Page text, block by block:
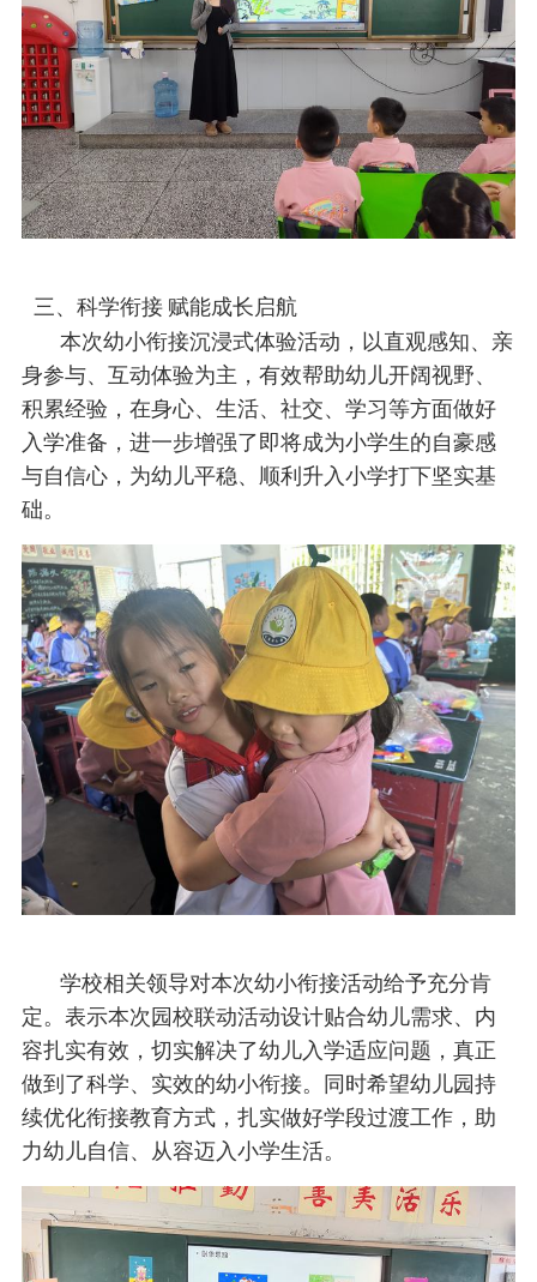
三、科学衔接 赋能成长启航
本次幼小衔接沉浸式体验活动，以直观感知、亲
身参与、互动体验为主，有效帮助幼儿开阔视野、
积累经验，在身心、生活、社交、学习等方面做好
入学准备，进一步增强了即将成为小学生的自豪感
与自信心，为幼儿平稳、顺利升入小学打下坚实基
础。
学校相关领导对本次幼小衔接活动给予充分肯
定。表示本次园校联动活动设计贴合幼儿需求、内
容扎实有效，切实解决了幼儿入学适应问题，真正
做到了科学、实效的幼小衔接。同时希望幼儿园持
续优化衔接教育方式，扎实做好学段过渡工作，助
力幼儿自信、从容迈入小学生活。